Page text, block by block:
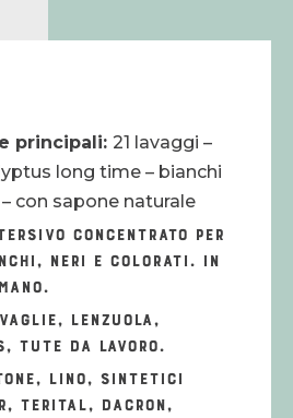
principali: 21 lavaggi –
long time – bianchi
con sapone naturale
concentrato per
neri e colorati. In
lenzuola,
tute da lavoro.
lino, sintetici
terital, dacron,